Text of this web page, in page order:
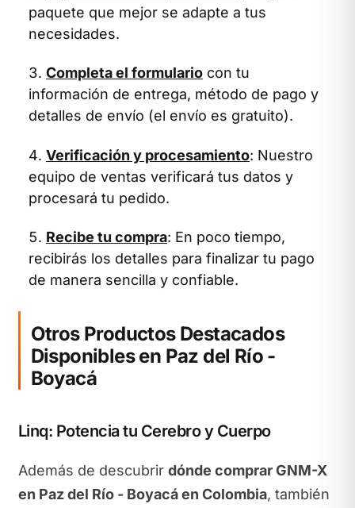
paquete que mejor se adapte a tus
necesidades.
Completa el formulario con tu
información de entrega, método de pago y
detalles de envío (el envío es gratuito).
Verificación y procesamiento: Nuestro
equipo de ventas verificará tus datos y
procesará tu pedido.
Recibe tu compra: En poco tiempo,
recibirás los detalles para finalizar tu pago
de manera sencilla y confiable.
Otros Productos Destacados
Disponibles en Paz del Río -
Boyacá
Linq: Potencia tu Cerebro y Cuerpo
Además de descubrir dónde comprar GNM-X
en Paz del Río - Boyacá en Colombia, también